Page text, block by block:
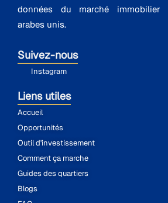
données du marché immobilier
arabes unis.
Suivez-nous
Instagram
Liens utiles
Accueil
Opportunités
Outil d'investissement
Comment ça marche
Guides des quartiers
Blogs